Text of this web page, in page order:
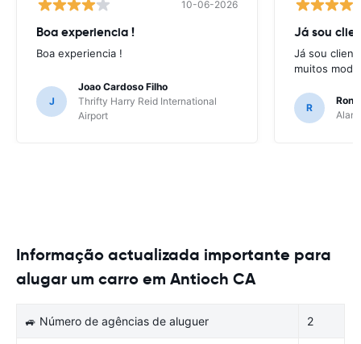
10-06-2026
Boa experiencia !
Boa experiencia !
J
Joao Cardoso Filho
Thrifty Harry Reid International
Airport
Já sou
Já sou
muitos
R
Informação actualizada importante para
alugar um carro em Antioch CA
🚙 Número de agências de aluguer 2